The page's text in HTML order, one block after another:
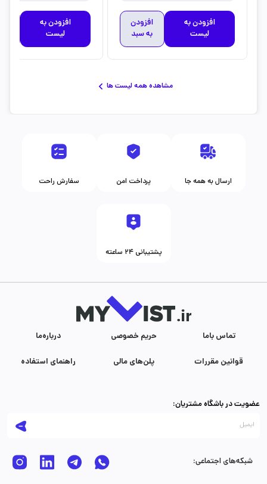
افزودن به
لیست
افزودن
به سبد
افزودن به
لیست
مشاهده همه لیست ها
سفارش راحت پرداخت امن ارسال به همه جا
پشتیبانی ۲۴ ساعته
درباره‌ما حریم خصوصی تماس با‌ما
راهنمای استفاده پلن‌های مالی قوانین مقررات
عضویت در باشگاه مشتریان:
شبکه‌های اجتماعی: